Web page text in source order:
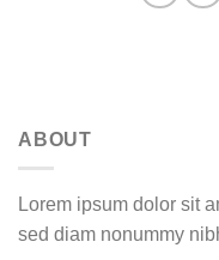
ABOUT
Lorem ipsum dolor sit
sed diam nonummy